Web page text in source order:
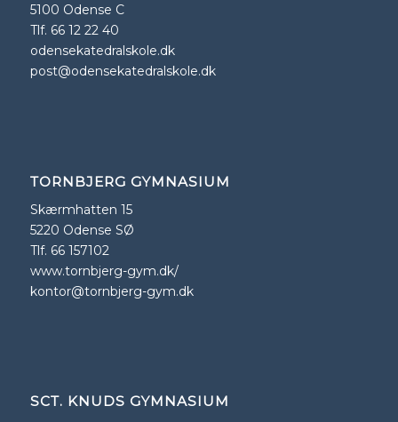
5100 Odense C
Tlf. 66 12 22 40
odensekatedralskole.dk
post@odensekatedralskole.dk
TORNBJERG GYMNASIUM
Skærmhatten 15
5220 Odense SØ
Tlf. 66 157102
www.tornbjerg-gym.dk/
kontor@tornbjerg-gym.dk
SCT. KNUDS GYMNASIUM